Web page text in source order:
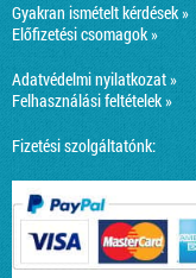
Gyakran ismételt kérdések »
Előfizetési csomagok »
Adatvédelmi nyilatkozat »
Felhasználási feltételek »
Fizetési szolgáltatónk: